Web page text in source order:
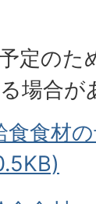
予定の
場合が
食食材